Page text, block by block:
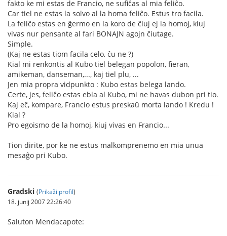
fakto ke mi estas de Francio, ne sufiĉas al mia feliĉo.
Car tiel ne estas la solvo al la homa feliĉo. Estus tro facila.
La feliĉo estas en ĝermo en la koro de ĉiuj ej la homoj, kiuj
vivas nur pensante al fari BONAJN agojn ĉiutage.
Simple.
(Kaj ne estas tiom facila celo, ĉu ne ?)
Kial mi renkontis al Kubo tiel belegan popolon, fieran,
amikeman, danseman,..., kaj tiel plu, ...
Jen mia propra vidpunkto : Kubo estas belega lando.
Certe, jes, feliĉo estas ebla al Kubo, mi ne havas dubon pri tio.
Kaj eĉ, kompare, Francio estus preskaŭ morta lando ! Kredu !
Kial ?
Pro egoismo de la homoj, kiuj vivas en Francio...
Tion dirite, por ke ne estus malkomprenemo en mia unua
mesaĝo pri Kubo.
Gradski (Prikaži profil)
18. junij 2007 22:26:40
Saluton Mendacapote: